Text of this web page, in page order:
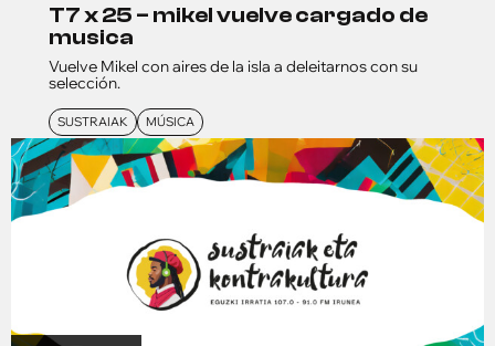
t7 x 25 – mikel vuelve cargado de
musica
Vuelve Mikel con aires de la isla a deleitarnos con su
selección.
SUSTRAIAK MÚSICA